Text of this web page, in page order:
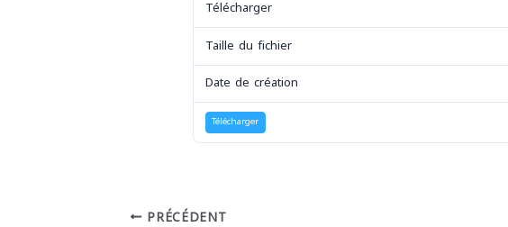
Télécharger
Taille du fichier
Date de création
Télécharger
PRÉCÉDENT